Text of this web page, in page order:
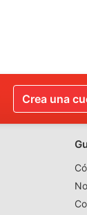
Crea una